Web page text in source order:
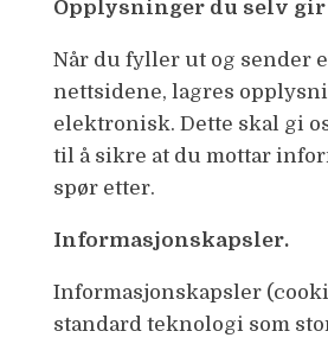
Opplysninger du selv
Når du fyller ut og sender
nettsidene, lagres
elektronisk. Dette skal gi
til å sikre at du mottar
spør etter.
Informasjonskapsler.
Informasjonskapsler
standard teknologi som